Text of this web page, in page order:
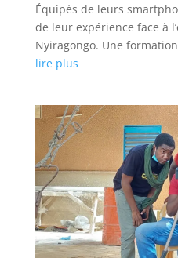
Équipés de leurs
de leur expérience face à
Nyiragongo. Une
lire plus